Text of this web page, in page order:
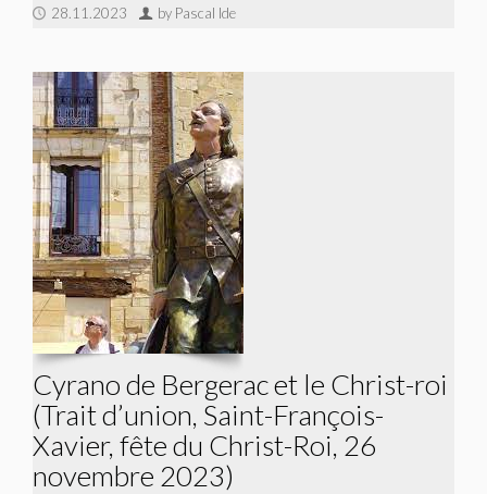
28.11.2023 by Pascal Ide
Cyrano de Bergerac et le Christ-roi
(Trait d’union, Saint-François-
Xavier, fête du Christ-Roi, 26
novembre 2023)